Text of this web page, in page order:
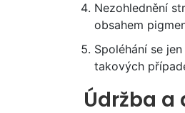
Nezohlednění
obsahem
Spoléhání se
takových
Údržba